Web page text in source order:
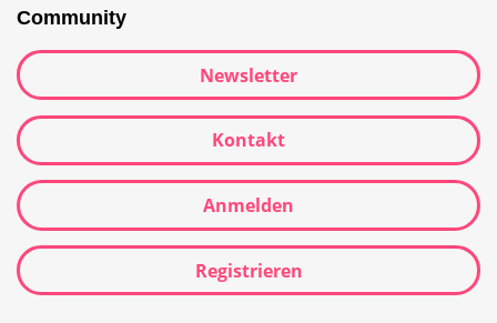
Community
Newsletter
Kontakt
Anmelden
Registrieren